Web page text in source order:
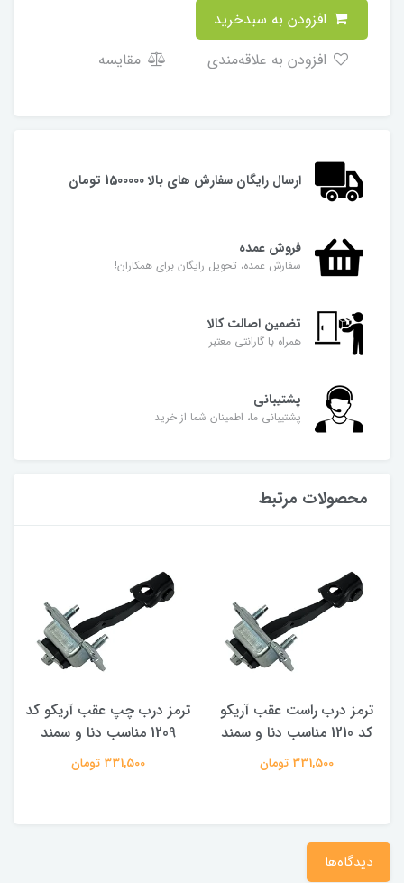
مقایسه
ارسال رایگان سفارش های بالا 1500000 تومان
فروش عمده
سفارش عمده، تحویل رایگان برای همکاران!
تضمین اصالت کالا
همراه با گارانتی معتبر
پشتیبانی
پشتیبانی ما، اطمینان شما از خرید
محصولات مرتبط
ترمز درب راست عقب آریکو
کد 1210 مناسب دنا و سمند
331,500 تومان
ترمز درب چپ عقب آریکو کد
1209 مناسب دنا و سمند
331,500 تومان
دیدگاه‌ها